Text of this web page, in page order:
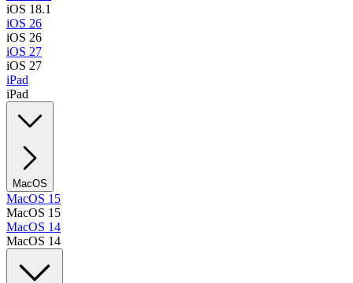
iOS 18.1
iOS 26
iOS 26
iOS 27
iOS 27
iPad
iPad
MacOS
MacOS 15
MacOS 15
MacOS 14
MacOS 14